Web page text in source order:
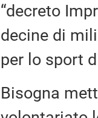
“decreto
decine di
per lo sport
Bisogna